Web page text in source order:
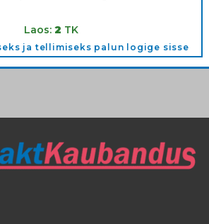
Laos: 2 TK
ja tellimiseks palun logige sisse